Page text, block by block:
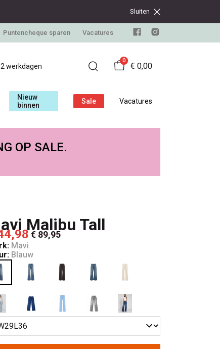
Sluiten
Puntencheque sparen Vacatures
werkdagen
0
€ 0,00
Nieuw
binnen
Sale Vacatures
OP SALE.
Malibu Tall
€ 89,95
Mavi
Blauw